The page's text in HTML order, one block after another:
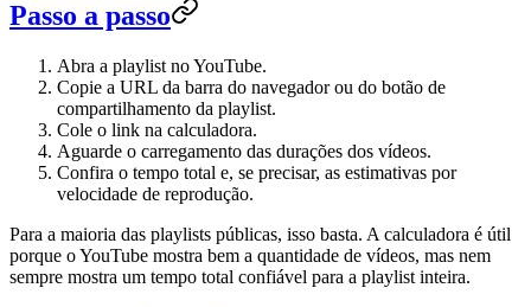
Passo a passo
Abra a playlist no YouTube.
Copie a URL da barra do navegador ou do botão de
compartilhamento da playlist.
Cole o link na calculadora.
Aguarde o carregamento das durações dos vídeos.
Confira o tempo total e, se precisar, as estimativas por
velocidade de reprodução.
Para a maioria das playlists públicas, isso basta. A calculadora é útil
porque o YouTube mostra bem a quantidade de vídeos, mas nem
sempre mostra um tempo total confiável para a playlist inteira.